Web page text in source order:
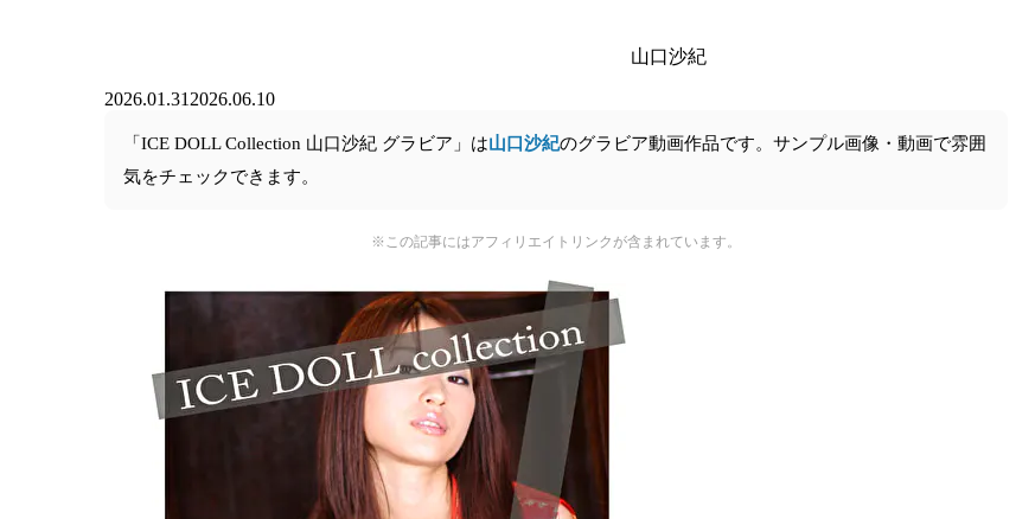
山口沙紀
2026.01.31 2026.06.10
「ICE DOLL Collection 山口沙紀 グラビア」は山口沙紀のグラビア動画作品です。サンプル画像・動画で雰囲
気をチェックできます。
※この記事にはアフィリエイトリンクが含まれています。